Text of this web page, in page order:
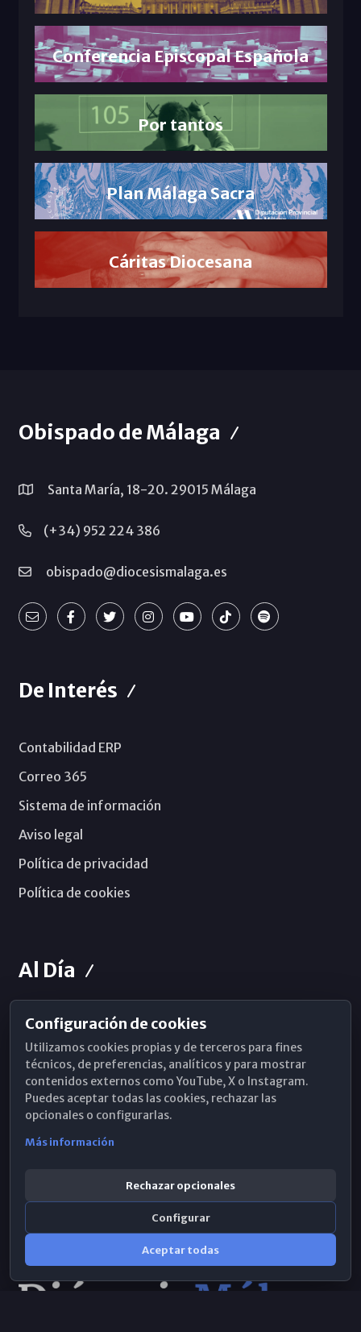
Conferencia Episcopal Española
Por tantos
Plan Málaga Sacra
Cáritas Diocesana
Obispado de Málaga
Santa María, 18-20. 29015 Málaga
(+34) 952 224 386
obispado@diocesismalaga.es
De Interés
Contabilidad ERP
Correo 365
Sistema de información
Aviso legal
Política de privacidad
Política de cookies
Al Día
Horarios de Misa
Hemeroteca
WhatsApp
Configuración de cookies
Utilizamos cookies propias y de terceros para fines
técnicos, de preferencias, analíticos y para mostrar
contenidos externos como YouTube, X o Instagram.
Puedes aceptar todas las cookies, rechazar las
opcionales o configurarlas.
Más información
Rechazar opcionales
Configurar
Aceptar todas